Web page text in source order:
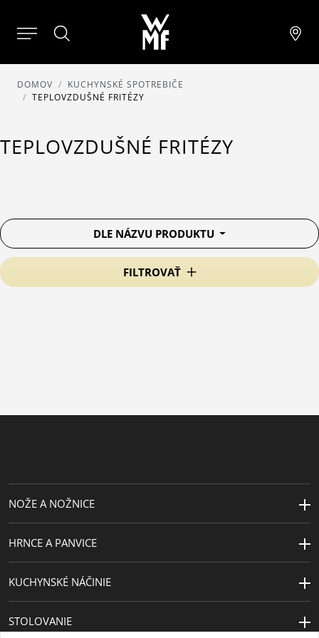
DOMOV
KUCHYNSKÉ SPOTREBIČE
TEPLOVZDUŠNÉ FRITÉZY
TEPLOVZDUŠNÉ FRITÉZY
FILTROVAŤ
DLE NÁZVU PRODUKTU
NOŽE A NOŽNICE
HRNCE A PANVICE
KUCHYNSKÉ NÁČINIE
STOLOVANIE